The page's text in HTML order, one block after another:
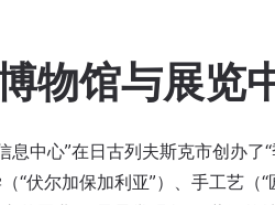
物馆与展览
中心”在日古列夫斯克市创办了
“伏尔加保加利亚”）、手工艺（